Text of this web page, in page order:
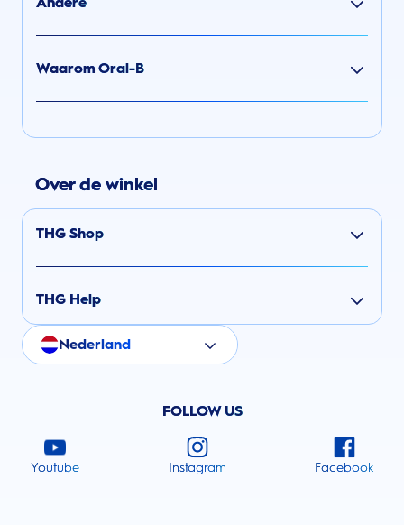
Waarom Oral-B
Over de winkel
THG Shop
THG Help
Nederland
FOLLOW US
Youtube Instagram Facebook